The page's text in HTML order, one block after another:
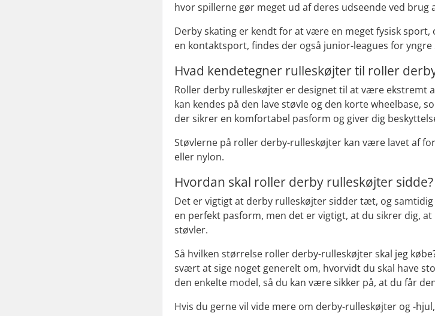
hvor spillerne gør meget ud af deres udseende ved brug
Derby skating er kendt for at være en meget fysisk sport,
en kontaktsport, findes der også junior-leagues for yngre
Hvad kendetegner rulleskøjter til roller
Roller derby rulleskøjter er designet til at være
kan kendes på den lave støvle og den korte wheelbase,
der sikrer en komfortabel pasform og giver dig
Støvlerne på roller derby-rulleskøjter kan være lavet af
eller nylon.
Hvordan skal roller derby rulleskøjter sidde?
Det er vigtigt at derby rulleskøjter sidder tæt, og
en perfekt pasform, men det er vigtigt, at du sikrer dig,
støvler.
Så hvilken størrelse roller derby-rulleskøjter skal jeg
svært at sige noget generelt om, hvorvidt du skal have
den enkelte model, så du kan være sikker på, at du får
Hvis du gerne vil vide mere om derby-rulleskøjter og -